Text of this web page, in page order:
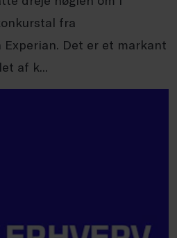
fra
Det er et markant
af k...